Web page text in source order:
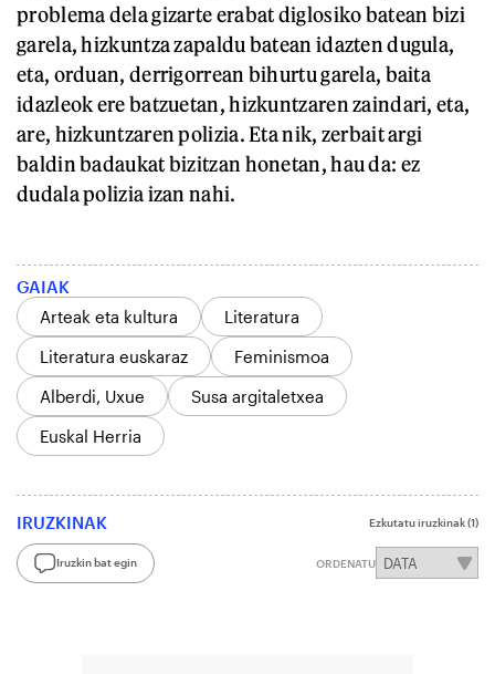
problema dela gizarte erabat diglosiko batean bizi
garela, hizkuntza zapaldu batean idazten dugula,
eta, orduan, derrigorrean bihurtu garela, baita
idazleok ere batzuetan, hizkuntzaren zaindari, eta,
are, hizkuntzaren polizia. Eta nik, zerbait argi
baldin badaukat bizitzan honetan, hau da: ez
dudala polizia izan nahi.
GAIAK
Arteak eta kultura
Literatura
Literatura euskaraz
Feminismoa
Alberdi, Uxue
Susa argitaletxea
Euskal Herria
IRUZKINAK Ezkutatu iruzkinak(1)
Iruzkin bat egin ORDENATU